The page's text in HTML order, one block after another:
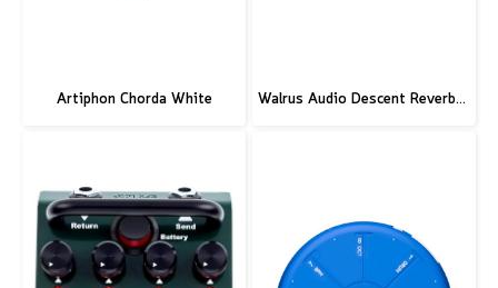
Artiphon Chorda White Walrus Audio Descent Reverb/Octave Machine Pedal